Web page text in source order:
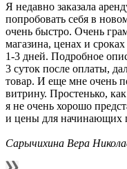
Я недавно заказала
попробовать себя в
очень быстро. Очень
магазина, ценах и
1-3 дней. Подробное
3 суток после оплаты,
товар. И еще мне очень
витрину. Простенько,
я не очень хорошо
и цены для начинающих
Сарычихина Вера